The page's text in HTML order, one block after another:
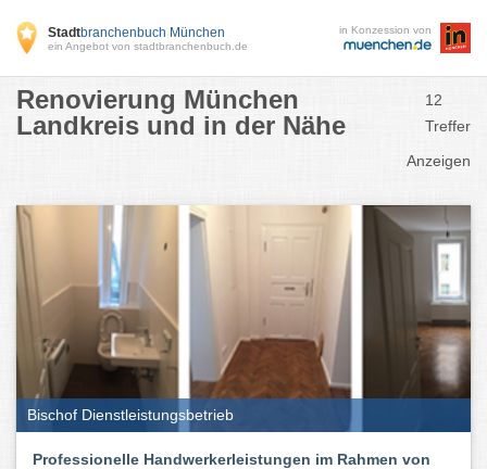
Stadtbranchenbuch München
ein Angebot von stadtbranchenbuch.de
in Konzession von
Renovierung München
Landkreis und in der Nähe
12
Treffer
Anzeigen
Bischof Dienstleistungsbetrieb
Professionelle Handwerkerleistungen im Rahmen von